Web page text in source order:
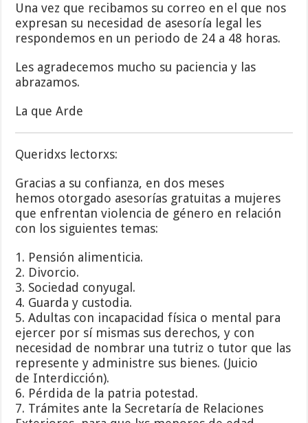
Una vez que recibamos su correo en el que nos
expresan su necesidad de asesoría legal les
respondemos en un periodo de 24 a 48 horas.
Les agradecemos mucho su paciencia y las
abrazamos.
La que Arde
Queridxs lectorxs:
Gracias a su confianza, en dos meses
hemos otorgado asesorías gratuitas a mujeres
que enfrentan violencia de género en relación
con los siguientes temas:
1. Pensión alimenticia.
2. Divorcio.
3. Sociedad conyugal.
4. Guarda y custodia.
5. Adultas con incapacidad física o mental para
ejercer por sí mismas sus derechos, y con
necesidad de nombrar una tutriz o tutor que las
represente y administre sus bienes. (Juicio
de Interdicción).
6. Pérdida de la patria potestad.
7. Trámites ante la Secretaría de Relaciones